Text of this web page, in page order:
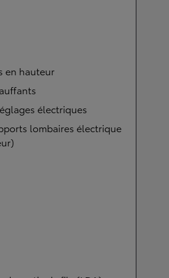
en hauteur
électriques
lombaires électrique